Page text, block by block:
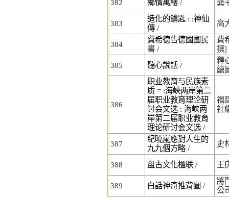
382 鄉情萬縷 / 龚
383
造化的鑰匙 : :神仙
傳 /
高
384
費希德告德國國民
書 /
費
撰]
385
聽心說話 /
釋
繪
386
职业教育与民族素
质 = :海峡两岸第二
届职业教育理论研
讨会文选 : 海峡两
岸第二届职业教育
理论研讨会文选 /
福
社
387
紀曉嵐應對人生的
九九個方略 /
史
388 盘古文化楹联 / 王
389 白話神奇推背圖 /
將
公